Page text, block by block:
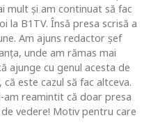
mult şi am continuat să fac
la B1TV. Însă presa scrisă a
Am ajuns redactor şef
unde am rămas mai
ajunge cu genul acesta de
este cazul să fac altceva.
am reamintit că doar presa
vedere! Motiv pentru care